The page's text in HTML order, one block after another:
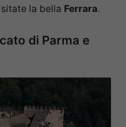
la bella Ferrara.
di Parma e